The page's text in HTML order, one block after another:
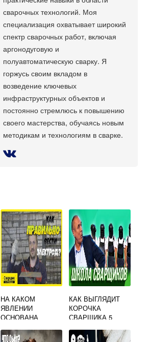
сварочных технологий. Моя
специализация охватывает широкий
спектр сварочных работ, включая
аргонодуговую и
полуавтоматическую сварку. Я
горжусь своим вкладом в
возведение ключевых
инфраструктурных объектов и
постоянно стремлюсь к повышению
своего мастерства, обучаясь новым
методикам и технологиям в сварке.
НА КАКОМ
ЯВЛЕНИИ
ОСНОВАНА
МЕТАЛЛОВ
КАК ВЫГЛЯДИТ
КОРОЧКА
СВАРЩИКА 5